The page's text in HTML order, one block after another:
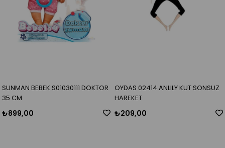
SUNMAN BEBEK S01030111 DOKTOR
35 CM
₺899,00
OYDAS 02414 ANLILY KUT SONSUZ
HAREKET
₺209,00